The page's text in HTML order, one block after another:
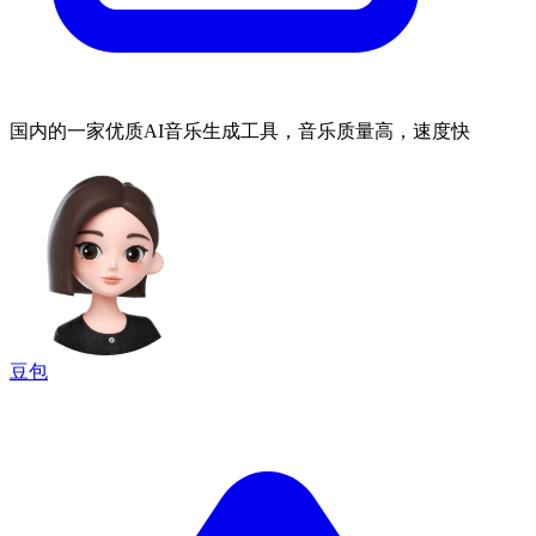
国内的一家优质AI音乐生成工具，音乐质量高，速度快
豆包